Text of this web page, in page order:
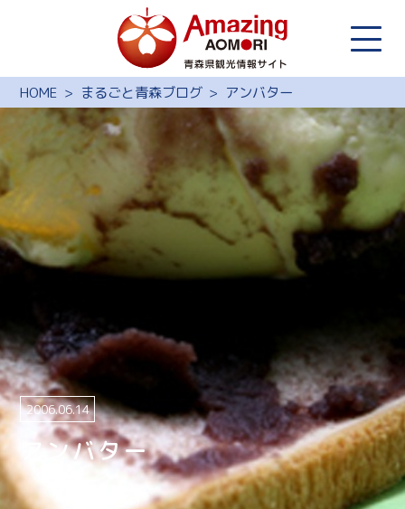
HOME まるごと青森ブログ アンバター
アンバター
2006.06.14